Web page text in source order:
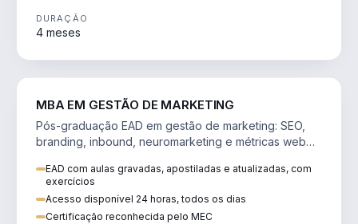
DURAÇÃO
4 meses
MBA EM GESTÃO DE MARKETING
Pós-graduação EAD em gestão de marketing: SEO,
branding, inbound, neuromarketing e métricas web
EAD com aulas gravadas, apostiladas e atualizadas, com
exercícios
Acesso disponível 24 horas, todos os dias
Certificação reconhecida pelo MEC